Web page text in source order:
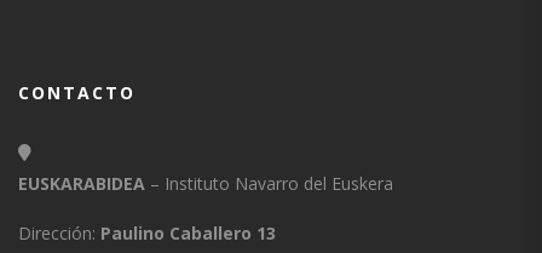
CONTACTO
EUSKARABIDEA – Instituto Navarro del Euskera
Dirección: Paulino Caballero 13